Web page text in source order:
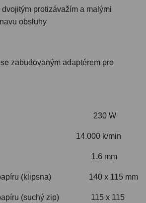
protizávažím a malými
obsluhy
adaptérem pro
230 W
14.000 k/min
1.6 mm
papíru (klipsna) 140 x 115 mm
papíru (suchý zip) 115 x 115